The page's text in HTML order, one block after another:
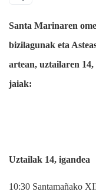
Santa Marinaren
bizilagunak eta
artean, uztailaren
jaiak:
Uztailak 14, igandea
10:30 Santamañako